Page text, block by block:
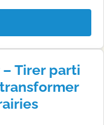
Tirer parti